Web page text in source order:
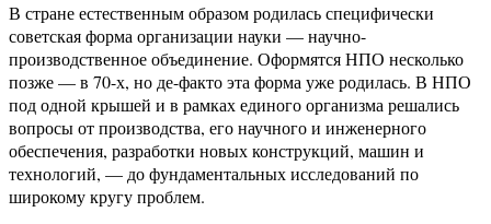
В стране естественным образом родилась специфически
советская форма организации науки — научно-
производственное объединение. Оформятся НПО несколько
позже — в 70-х, но де-факто эта форма уже родилась. В НПО
под одной крышей и в рамках единого организма решались
вопросы от производства, его научного и инженерного
обеспечения, разработки новых конструкций, машин и
технологий, — до фундаментальных исследований по
широкому кругу проблем.